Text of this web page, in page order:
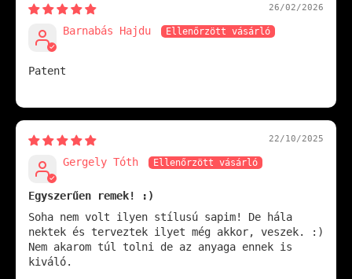
26/02/2026
Barnabás Hajdu
Patent
22/10/2025
Gergely Tóth
Egyszerűen remek! :)
Soha nem volt ilyen stílusú sapim! De hála
nektek és terveztek ilyet még akkor, veszek. :)
Nem akarom túl tolni de az anyaga ennek is
kiváló.